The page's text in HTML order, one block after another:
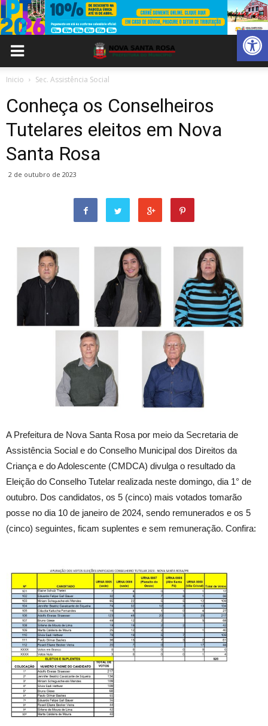
Abrir
Inicio Sec. Assistência Social
Conheça os Conselheiros
Tutelares eleitos em Nova
Santa Rosa
2 de outubro de 2023
A Prefeitura de Nova Santa Rosa por meio da Secretaria de
Assistência Social e do Conselho Municipal dos Direitos da
Criança e do Adolescente (CMDCA) divulga o resultado da
Eleição do Conselho Tutelar realizada neste domingo, dia 1° de
outubro. Dos candidatos, os 5 (cinco) mais votados tomarão
posse no dia 10 de janeiro de 2024, sendo remunerados e os 5
(cinco) seguintes, ficam suplentes e sem remuneração. Confira: